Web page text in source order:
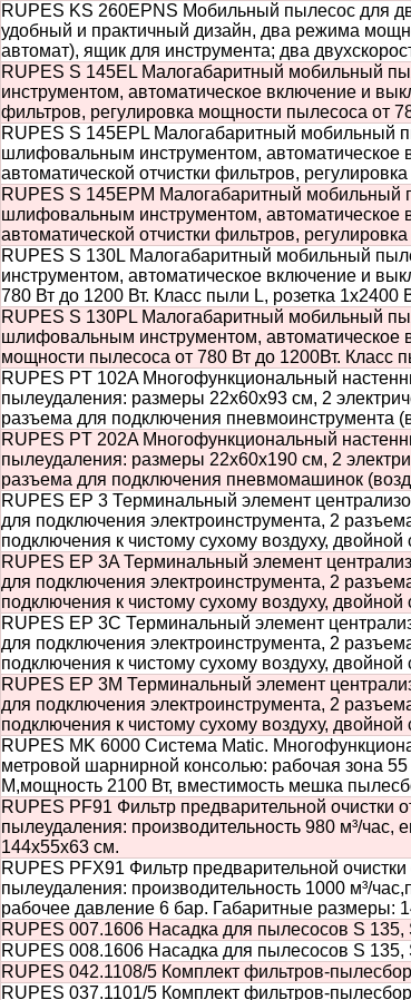
RUPES KS 260EPNS Мобильный пылесос для
удобный и практичный дизайн, два режима
автомат), ящик для инструмента; два
RUPES S 145EL Малогабаритный мобильный
инструментом, автоматическое включение и
фильтров, регулировка мощности пылесоса от
RUPES S 145EРL Малогабаритный мобильный
шлифовальным инструментом, автоматическое
автоматической отчистки фильтров,
RUPES S 145EРM Малогабаритный мобильный
шлифовальным инструментом, автоматическое
автоматической отчистки фильтров,
RUPES S 130L Малогабаритный мобильный
инструментом, автоматическое включение и
780 Вт до 1200 Вт. Класс пыли L, розетка 1х2400
RUPES S 130PL Малогабаритный мобильный
шлифовальным инструментом, автоматическое
мощности пылесоса от 780 Вт до 1200Вт. Класс
RUPES PT 102A Многофункциональный
пылеудаления: размеры 22х60х93 см, 2
разъема для подключения пневмоинструмента
RUPES PT 202A Многофункциональный
пылеудаления: размеры 22х60х190 см, 2
разъема для подключения пневмомашинок
RUPES EP 3 Терминальный элемент
для подключения электроинструмента, 2
подключения к чистому сухому воздуху,
RUPES EP 3A Терминальный элемент
для подключения электроинструмента, 2
подключения к чистому сухому воздуху,
RUPES EP 3C Терминальный элемент
для подключения электроинструмента, 2
подключения к чистому сухому воздуху,
RUPES EP 3M Терминальный элемент
для подключения электроинструмента, 2
подключения к чистому сухому воздуху,
RUPES MK 6000 Система Matic.
метровой шарнирной консолью: рабочая зона
M,мощность 2100 Вт, вместимость мешка
RUPES PF91 Фильтр предварительной очистки
пылеудаления: производительность 980 м³/час,
144х55х63 см.
RUPES PFX91 Фильтр предварительной
пылеудаления: производительность 1000 м³/
рабочее давление 6 бар. Габаритные размеры:
RUPES 007.1606 Насадка для пылесосов S 135,
RUPES 008.1606 Насадка для пылесосов S 135,
RUPES 042.1108/5 Комплект фильтров-
RUPES 037.1101/5 Комплект фильтров-